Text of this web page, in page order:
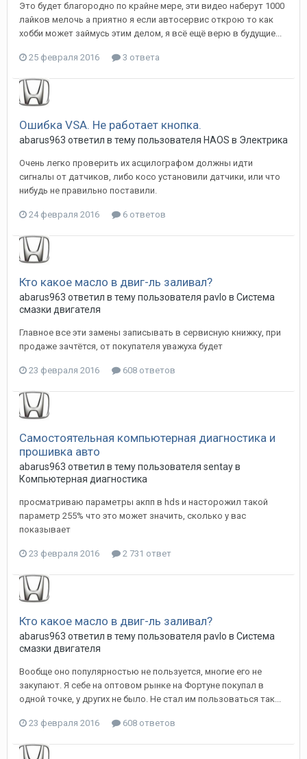
Это будет благородно по крайне мере, эти видео наберут 1000
лайков мелочь а приятно я если автосервис открою то как
хобби может займусь этим делом, я всё ещё верю в будущие...
25 февраля 2016 3 ответа
Ошибка VSA. Не работает кнопка.
abarus963 ответил в тему пользователя HAOS в Электрика
Очень легко проверить их асцилографом должны идти
сигналы от датчиков, либо косо установили датчики, или что
нибудь не правильно поставили.
24 февраля 2016 6 ответов
Кто какое масло в двиг-ль заливал?
abarus963 ответил в тему пользователя pavlo в Система
смазки двигателя
Главное все эти замены записывать в сервисную книжку, при
продаже зачтётся, от покупателя уважуха будет
23 февраля 2016 608 ответов
Самостоятельная компьютерная диагностика и
прошивка авто
abarus963 ответил в тему пользователя sentayв
Компьютерная диагностика
просматриваю параметры акпп в hds и насторожил такой
параметр 255% что это может значить, сколько у вас
показывает
23 февраля 2016 2 731 ответ
Кто какое масло в двиг-ль заливал?
abarus963 ответил в тему пользователя pavlo в Система
смазки двигателя
Вообще оно популярностью не пользуется, многие его не
закупают. Я себе на оптовом рынке на Фортуне покупал в
одной точке, у других не было. Не стал им пользоваться так...
23 февраля 2016 608 ответов